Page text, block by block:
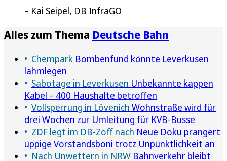
Kai Seipel, DB InfraGO
Alles zum Thema Deutsche Bahn
Chempark Bombenfund könnte Leverkusen
lahmlegen
Sabotage in Leverkusen Unbekannte kappen
Kabel – 400 Haushalte betroffen
Vollsperrung in Lövenich Wohnstraße wird für
drei Wochen zur Umleitung für KVB-Busse
ZDF legt im DB-Zoff nach Neue Doku prangert
üppige Vorstandsboni trotz Unpünktlichkeit an
Nach Unwettern in NRW Bahnverkehr bleibt